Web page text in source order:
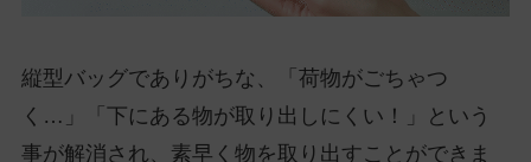
縦型バッグでありがちな、「荷物がごちゃつ
く…」「下にある物が取り出しにくい！」という
事が解消され、素早く物を取り出すことができま